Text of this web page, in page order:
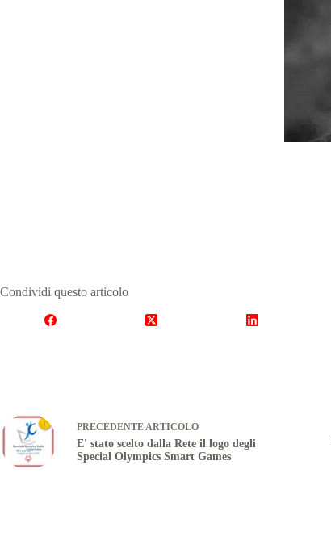
Condividi questo articolo
PRECEDENTEARTICOLO
E' stato scelto dalla Rete il logo degli
Special Olympics Smart Games